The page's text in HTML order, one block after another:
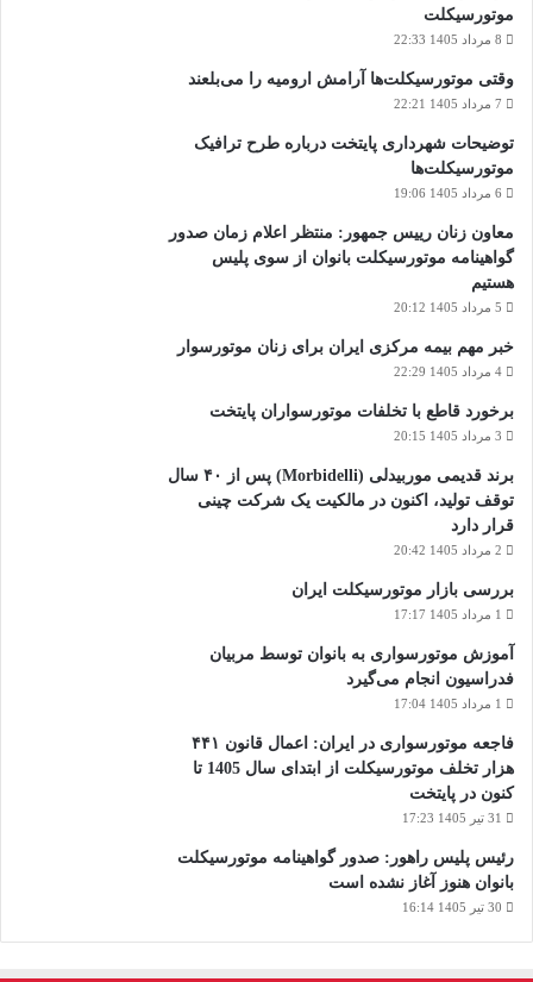
موتورسیکلت
8 مرداد 1405 22:33
وقتی موتورسیکلت‌ها آرامش ارومیه را می‌بلعند
7 مرداد 1405 22:21
توضیحات شهرداری پایتخت درباره طرح ترافیک
موتورسیکلت‌ها
6 مرداد 1405 19:06
معاون زنان رییس جمهور: منتظر اعلام زمان صدور
گواهینامه موتورسیکلت بانوان از سوی پلیس
هستیم
5 مرداد 1405 20:12
خبر مهم بیمه مرکزی ایران برای زنان موتورسوار
4 مرداد 1405 22:29
برخورد قاطع با تخلفات موتورسواران پایتخت
3 مرداد 1405 20:15
برند قدیمی موربیدلی (Morbidelli) پس از ۴۰ سال
توقف تولید، اکنون در مالکیت یک شرکت چینی
قرار دارد
2 مرداد 1405 20:42
بررسی بازار موتورسیکلت ایران
1 مرداد 1405 17:17
آموزش موتورسواری به بانوان توسط مربیان
فدراسیون انجام می‌گیرد
1 مرداد 1405 17:04
فاجعه موتورسواری در ایران: اعمال قانون ۴۴۱
هزار تخلف موتورسیکلت از ابتدای سال 1405 تا
کنون در پایتخت
31 تیر 1405 17:23
رئیس پلیس راهور: صدور گواهینامه موتورسیکلت
بانوان هنوز آغاز نشده است
30 تیر 1405 16:14